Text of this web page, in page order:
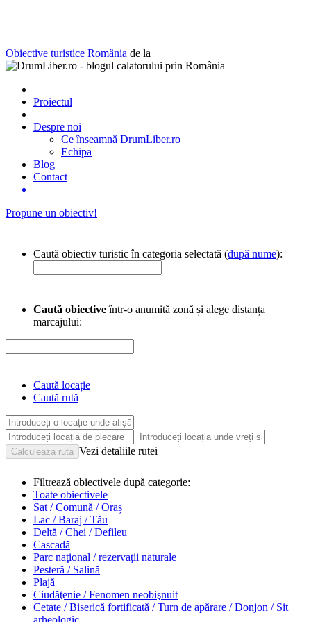
Obiective turistice România de la
Proiectul
Despre noi
Ce înseamnă DrumLiber.ro
Echipa
Blog
Contact
Propune un obiectiv!
Caută obiectiv turistic în categoria selectată (după nume):
Caută obiectiveîntr-o anumită zonă și alege distanța
marcajului:
Caută locație
Caută rută
Vezi detaliile rutei
Filtrează obiectivele după categorie:
Toate obiectivele
Sat / Comună / Oraș
Lac / Baraj / Tău
Deltă / Chei / Defileu
Cascadă
Parc naţional / rezervaţii naturale
Pesteră / Salină
Plajă
Ciudăţenie / Fenomen neobişnuit
Cetate / Biserică fortificată / Turn de apărare / Donjon / Sit
arheologic